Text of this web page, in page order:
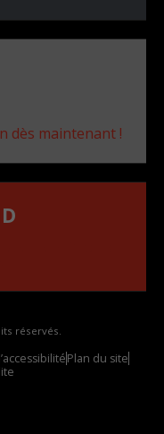
dès maintenant !
réservés.
Plan du site